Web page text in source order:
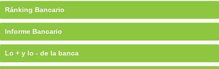
Ránking Bancario
Informe Bancario
Lo + y lo - de la banca